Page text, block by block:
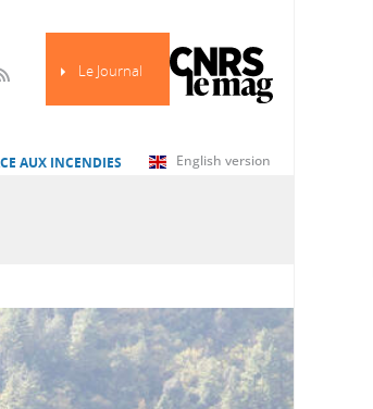
Le Journal
English version
AUX INCENDIES